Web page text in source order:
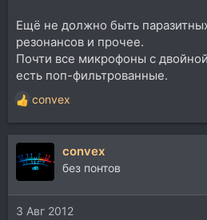
Ещё не должно быть
резонансов и прочее.
Почти все микрофоны с
есть поп-фильтрованные.
Р
е
а
ц
и
и
:
convex
convex
без понтов
3 Авг 2012